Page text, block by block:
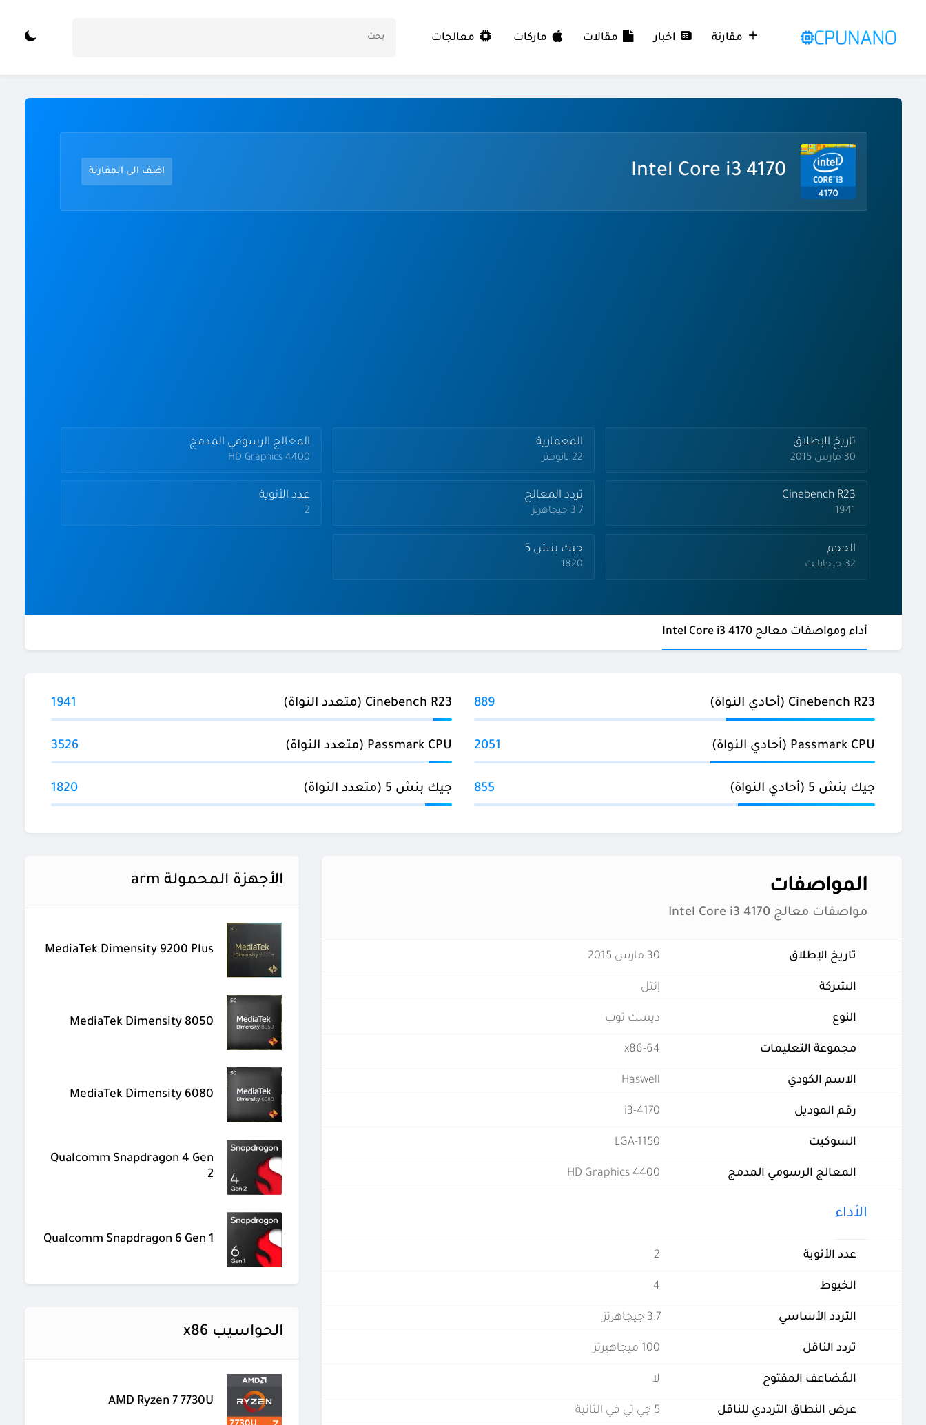
مقارنة اخبار مقالات ماركات
Intel Core i3 4170 اضف الى المقارنة
تاريخ الإطلاق
30 مارس 2015
المعمارية
22 نانومتر
المعالج الرسومي المدمج
HD Graphics 4400
Cinebench R23
1941
تردد المعالج
3.7 جيجاهرتز
عدد الأنوية
2
الحجم
32 جيجابايت
جيك بنش 5
1820
أداء ومواصفات معالج Intel Core i3 4170
Cinebench R23 (أحادي النواة) 889 Cinebench R23 (متعدد النواة) 1941
Passmark CPU (أحادي النواة) 2051 Passmark CPU (متعدد النواة) 3526
جيك بنش 5 (أحادي النواة) 855 جيك بنش 5 (متعدد النواة) 1820
المواصفات
مواصفات معالج Intel Core i3 4170
تاريخ الإطلاق 30 مارس 2015
الشركة إنتل
النوع ديسك توب
مجموعة التعليمات x86-64
الاسم الكودي Haswell
رقم الموديل i3-4170
السوكيت LGA-1150
المعالج الرسومي المدمج HD Graphics 4400
الأداء
عدد الأنوية 2
الخيوط 4
التردد الأساسي 3.7 جيجاهرتز
تردد الناقل 100 ميجاهيرتز
المُضاعف المفتوح لا
عرض النطاق الترددي للناقل 5 جي تي في الثانية
الأجهزة المحمولة arm
MediaTek Dimensity 9200 Plus
MediaTek Dimensity 8050
MediaTek Dimensity 6080
Qualcomm Snapdragon 4 Gen
2
Qualcomm Snapdragon 6 Gen 1
الحواسيب x86
AMD Ryzen 7 7730U